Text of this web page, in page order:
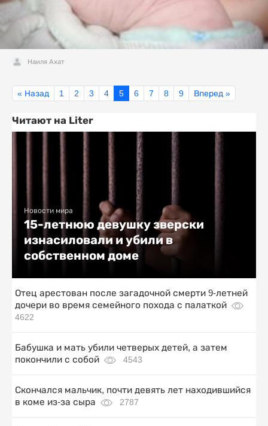
Наиля Ахат
« Назад 1 2 3 4 5 6 7 8 9 Вперед »
Читают на Liter
Новости мира
15-летнюю девушку зверски
изнасиловали и убили в
собственном доме
Отец арестован после загадочной смерти 9-летней
дочери во время семейного похода с палаткой
4622
Бабушка и мать убили четверых детей, а затем
покончили с собой
4543
Скончался мальчик, почти девять лет находившийся
в коме из-за сыра
2787